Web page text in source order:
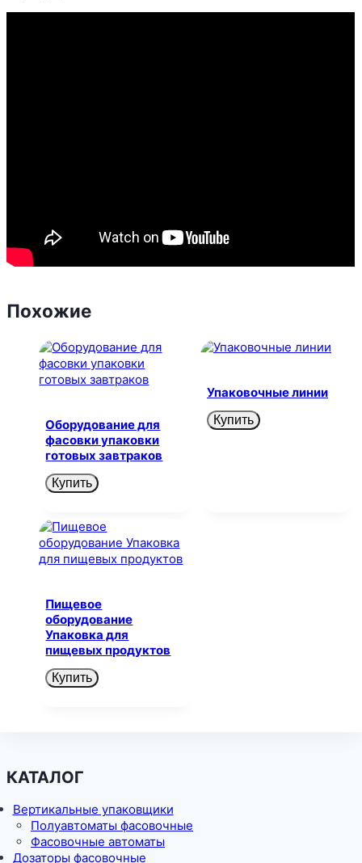
Похожие
Оборудование для
фасовки упаковки
готовых завтраков
Купить
Упаковочные линии
Купить
Пищевое
оборудование
Упаковка для
пищевых продуктов
Купить
КАТАЛОГ
Вертикальные упаковщики
Полуавтоматы фасовочные
Фасовочные автоматы
Дозаторы фасовочные